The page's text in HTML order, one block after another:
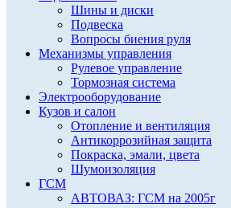
Шины и диски
Подвеска
Вопросы биения руля
Механизмы управления
Рулевое управление
Тормозная система
Электрооборудование
Кузов и салон
Отопление и вентиляция
Антикоррозийная защита
Покраска, эмали, цвета
Шумоизоляция
ГСМ
АВТОВАЗ: ГСМ на 2005г